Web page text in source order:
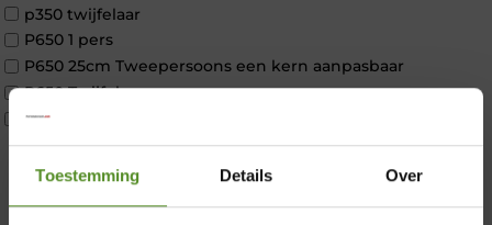
Toestemming Details Over
p350 twijfelaar
P650 1 pers
P650 25cm Tweepersoons een kern aanpasbaar
P650 Twijfelaar
Toppers
Maatvoering
1 persoon